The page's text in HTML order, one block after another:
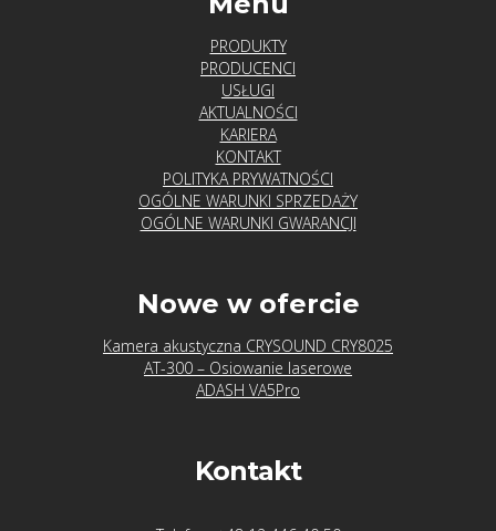
PRODUKTY
PRODUCENCI
USŁUGI
AKTUALNOŚCI
KARIERA
KONTAKT
POLITYKA PRYWATNOŚCI
OGÓLNE WARUNKI SPRZEDAŻY
OGÓLNE WARUNKI GWARANCJI
Nowe w ofercie
Kamera akustyczna CRYSOUND CRY8025
AT-300 – Osiowanie laserowe
ADASH VA5Pro
Kontakt